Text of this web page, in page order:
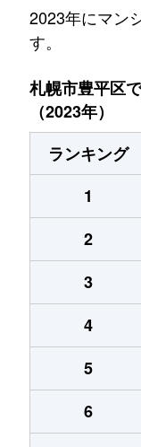
2023年にマン
す。
札幌市豊平区
（2023年）
ランキング
1
2
3
4
5
6